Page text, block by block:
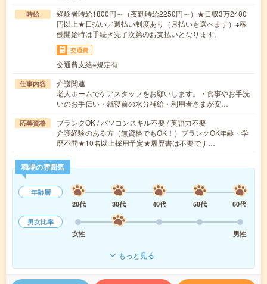
時給
経験者時給1800円～（夜勤時給2250円～）★日収3万2400
円以上★日払い／週払い制度あり（月払いも選べます）※稼
働開始時は手続き完了次第のお支払いとなります。
交通費
交通費支給※規定有
仕事内容
介護関連
老人ホームでケアスタッフをお願いします。・食事やお手洗
いのお手伝い・就寝前の水分補給・利用者さまが安…
応募資格
ブランクOK / パソコンスキル不要 / 英語力不要
介護経験のある方（無資格でもOK！）ブランクOK年齢・学
歴不問★10名以上採用予定★履歴書は不要です…
職場の雰囲気
年齢層
20代
30代 40代 50代
60代
男女比率
女性
男性
もっと見る